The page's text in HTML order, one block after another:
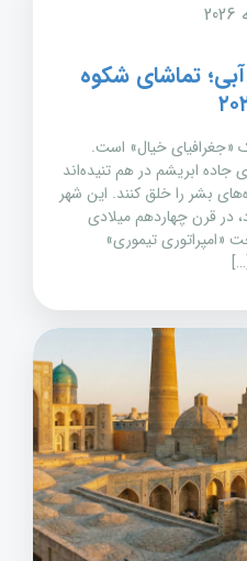
تماشای شکوه
«جغرافیای خیال» است.
جاده ابریشم در هم تنیده‌اند
بشر را خلق کنند. این شهر
در قرن چهاردهم میلادی
«امپراتوری تیموری»